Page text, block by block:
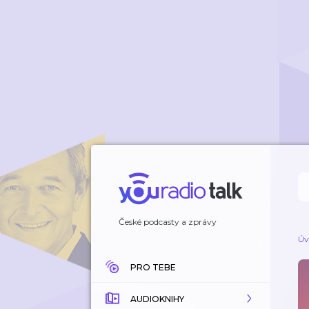
České podcasty a zprávy
PRO TEBE
AUDIOKNIHY